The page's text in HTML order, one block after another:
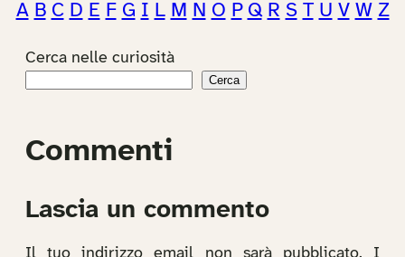
A B C D E F G I L M N O P Q R S T U V W Z
Cerca nelle curiosità
Cerca
Commenti
Lascia un commento